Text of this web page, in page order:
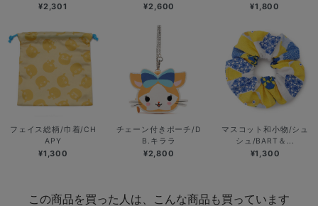
¥2,301 ¥2,600 ¥1,800
フェイス総柄/巾着/CH
APY
¥1,300
チェーン付きポーチ/D
B.キララ
¥2,800
マスコット和小物/シュ
シュ/BART＆...
¥1,300
この商品を買った人は、こんな商品も買っています